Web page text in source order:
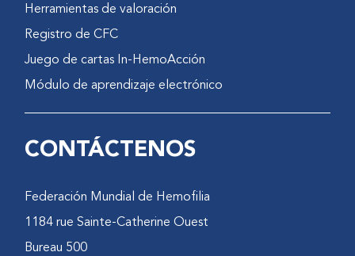
Herramientas de valoración
Registro de CFC
Juego de cartas In-HemoAcción
Módulo de aprendizaje electrónico
CONTÁCTENOS
Federación Mundial de Hemofilia
1184 rue Sainte-Catherine Ouest
Bureau 500